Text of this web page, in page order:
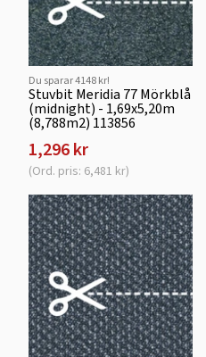
Du sparar 4148 kr!
Stuvbit Meridia 77 Mörkblå
(midnight) - 1,69x5,20m
(8,788m2) 113856
1,296 kr
(Ord. pris: 6,481 kr)